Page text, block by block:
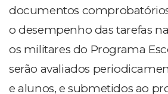
documentos
o desempenho das tarefas
os militares do Programa
serão avaliados
e alunos, e submetidos ao